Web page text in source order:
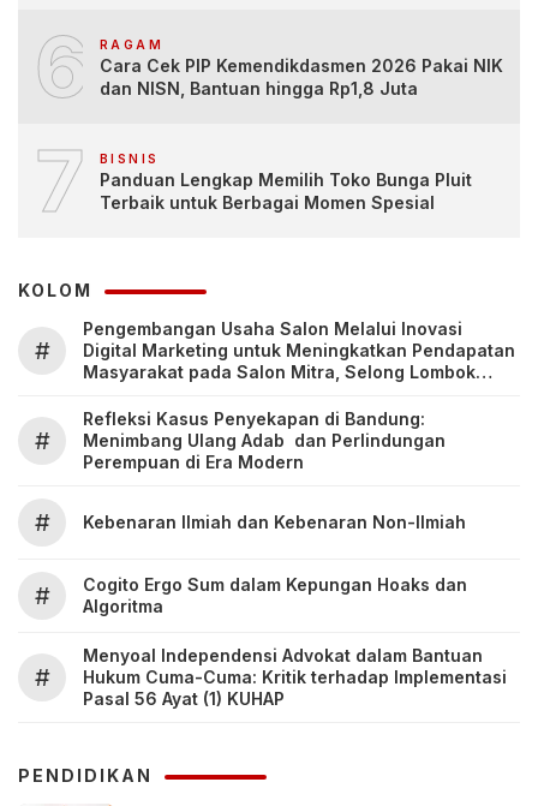
6 RAGAM
Cara Cek PIP Kemendikdasmen 2026 Pakai NIK
dan NISN, Bantuan hingga Rp1,8 Juta
7 BISNIS
Panduan Lengkap Memilih Toko Bunga Pluit
Terbaik untuk Berbagai Momen Spesial
KOLOM
#
Pengembangan Usaha Salon Melalui Inovasi
Digital Marketing untuk Meningkatkan Pendapatan
Masyarakat pada Salon Mitra, Selong Lombok
#
Refleksi Kasus Penyekapan di Bandung:
Menimbang Ulang Adab dan Perlindungan
Perempuan di Era Modern
# Kebenaran Ilmiah dan Kebenaran Non-Ilmiah
#
Cogito Ergo Sum dalam Kepungan Hoaks dan
Algoritma
#
Menyoal Independensi Advokat dalam Bantuan
Hukum Cuma-Cuma: Kritik terhadap Implementasi
Pasal 56 Ayat (1) KUHAP
PENDIDIKAN